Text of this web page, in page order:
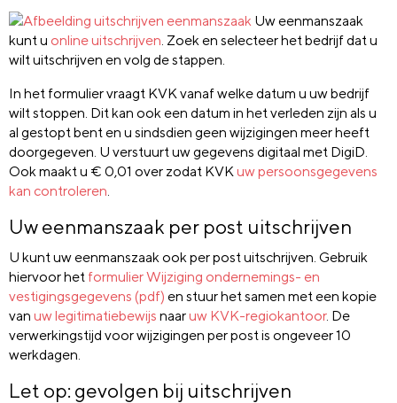
Uw eenmanszaak
kunt u online uitschrijven . Zoek en selecteer het bedrijf dat u
wilt uitschrijven en volg de stappen.
In het formulier vraagt KVK vanaf welke datum u uw bedrijf
wilt stoppen. Dit kan ook een datum in het verleden zijn als u
al gestopt bent en u sindsdien geen wijzigingen meer heeft
doorgegeven. U verstuurt uw gegevens digitaal met DigiD.
Ook maakt u € 0,01 over zodat KVK uw persoonsgegevens
kan controleren
Uw eenmanszaak per post uitschrijven
U kunt uw eenmanszaak ook per post uitschrijven. Gebruik
hiervoor het formulier Wijziging ondernemings- en
vestigingsgegevens (pdf) en stuur het samen met een kopie
van uw legitimatiebewijs naaruw KVK-regiokantoor. De
verwerkingstijd voor wijzigingen per post is ongeveer 10
werkdagen.
Let op: gevolgen bij uitschrijven